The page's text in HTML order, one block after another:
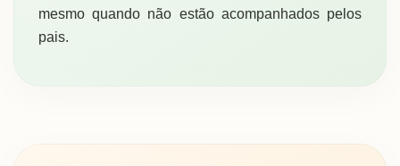
mesmo quando não estão acompanhados pelos
pais.